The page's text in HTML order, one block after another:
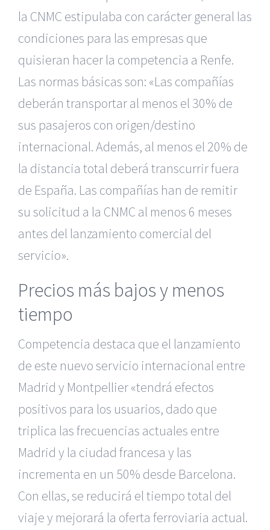
la CNMC estipulaba con carácter general las
condiciones para las empresas que
quisieran hacer la competencia a Renfe.
Las normas básicas son: «Las compañías
deberán transportar al menos el 30% de
sus pasajeros con origen/destino
internacional.Además, al menos el 20% de
la distancia total deberá transcurrir fuera
de España. Las compañías han de remitir
su solicitud a la CNMC al menos 6 meses
antes del lanzamiento comercial del
servicio».
Precios más bajos y menos
tiempo
Competencia destaca que el lanzamiento
de este nuevo servicio internacional entre
Madrid y Montpellier «tendrá efectos
positivos para los usuarios, dado que
triplica las frecuencias actuales entre
Madrid y la ciudad francesa y las
incrementa en un 50% desde Barcelona.
Con ellas, se reducirá el tiempo total del
viaje y mejorará la oferta ferroviaria actual.